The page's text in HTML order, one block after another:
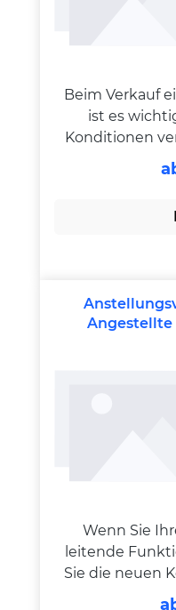
Beim Verkauf
ist es
Konditionen
Kaufpreis. Es
exakten
vertraglich
Zubehör auf
Angestellte
Wenn Sie
leitende
Sie die neuen
festlegen.